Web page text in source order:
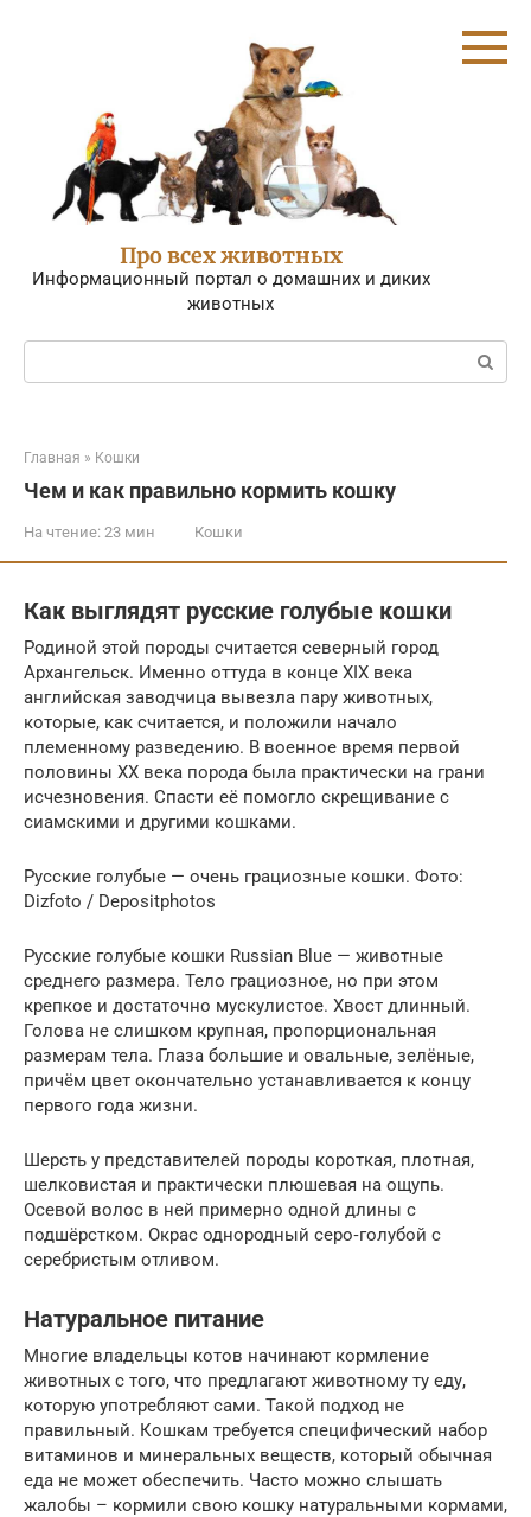
Про всех животных
Информационный портал о домашних и диких
животных
Поиск:
Главная » Кошки
Чем и как правильно кормить кошку
На чтение: 23 мин Кошки
Как выглядят русские голубые кошки
Родиной этой породы считается северный город
Архангельск. Именно оттуда в конце XIX века
английская заводчица вывезла пару животных,
которые, как считается, и положили начало
племенному разведению. В военное время первой
половины XX века порода была практически на грани
исчезновения. Спасти её помогло скрещивание с
сиамскими и другими кошками.
Русские голубые — очень грациозные кошки. Фото:
Dizfoto / Depositphotos
Русские голубые кошки Russian Blue — животные
среднего размера. Тело грациозное, но при этом
крепкое и достаточно мускулистое. Хвост длинный.
Голова не слишком крупная, пропорциональная
размерам тела. Глаза большие и овальные, зелёные,
причём цвет окончательно устанавливается к концу
первого года жизни.
Шерсть у представителей породы короткая, плотная,
шелковистая и практически плюшевая на ощупь.
Осевой волос в ней примерно одной длины с
подшёрстком. Окрас однородный серо‑голубой с
серебристым отливом.
Натуральное питание
Многие владельцы котов начинают кормление
животных с того, что предлагают животному ту еду,
которую употребляют сами. Такой подход не
правильный. Кошкам требуется специфический набор
витаминов и минеральных веществ, который обычная
еда не может обеспечить. Часто можно слышать
жалобы – кормили свою кошку натуральными кормами,